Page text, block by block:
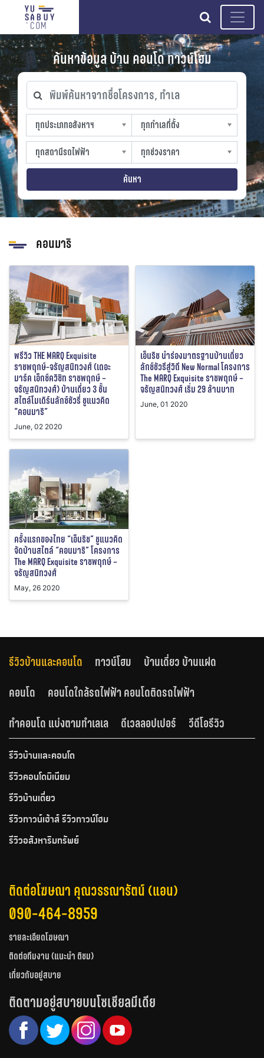
search
ค้นหาข้อมูล บ้าน คอนโด ทาวน์โฮม
พิมพ์ค้นหาจากชื่อโครงการ, ทำเล
ทุกประเภทอสังหาฯ
ทุกประเภทอสังหาฯ
sproperty
ทุกทำเลที่ตั้ง
ทุกทำเลที่ตั้ง
slocation
ทุกสถานีรถไฟฟ้า
ทุกสถานีรถไฟฟ้า
strain-station
ทุกช่วงราคา
ทุกช่วงราคา
sprice
ค้นหา
คอนมาริ
พรีวิว THE MARQ Exquisite
ราชพฤกษ์-จรัญสนิทวงศ์ (เดอะ
มาร์ค เอ็กซ์ควิซิท ราชพฤกษ์ –
จรัญสนิทวงศ์) บ้านเดี่ยว 3 ชั้น
สไตล์โมเดิร์นลักซ์ชัวรี่ ชูแนวคิด
“คอนมาริ”
June, 02 2020
เอ็นริช นำร่องมาตรฐานบ้านเดี่ยว
ลักซ์ชัวรีสู่วิถี New Normal โครงการ
The MARQ Exquisite ราชพฤกษ์ –
จรัญสนิทวงศ์ เริ่ม 29 ล้านบาท
June, 01 2020
ครั้งแรกของไทย “เอ็นริช” ชูแนวคิด
จัดบ้านสไตล์ “คอนมาริ” โครงการ
The MARQ Exquisite ราชพฤกษ์ –
จรัญสนิทวงศ์
May, 26 2020
รีวิวบ้านและคอนโด ทาวน์โฮม
บ้านเดี่ยว บ้านแฝด
คอนโด
คอนโดใกล้รถไฟฟ้า คอนโดติดรถไฟฟ้า
ทำคอนโด แบ่งตามทำเลเล
ดีเวลลอปเปอร์ วีดีโอรีวิว
รีวิวบ้านและคอนโด
รีวิวคอนโดมิเนียม
รีวิวบ้านเดี่ยว
รีวิวทาวน์เฮ้าส์ รีวิวทาวน์โฮม
รีวิวอสังหาริมทรัพย์
ติดต่อโฆษณา คุณวรรณารัตน์ (แอน)
090-464-8959
รายละเอียดโฆษณา
ติดต่อทีมงาน (แนะนำ ติชม)
เกี่ยวกับอยู่สบาย
ติดตามอยู่สบายบนโซเชียลมีเดีย